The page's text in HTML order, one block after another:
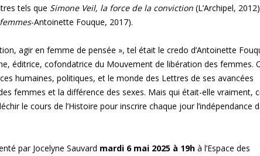
tels que Simone Veil, la force de la conviction(L’Archipel,
-Antoinette Fouque, 2017).
agir en femme de pensée », tel était le credo d’Antoinette
éditrice, cofondatrice du Mouvement de libération des femmes.
humaines, politiques, et le monde des Lettres de ses avancées
femmes et la différence des sexes. Mais qui était-elle vraiment,
le cours de l’Histoire pour inscrire chaque jour l’indépendance
par Jocelyne Sauvard mardi 6 mai 2025 à 19hà l’Espace des